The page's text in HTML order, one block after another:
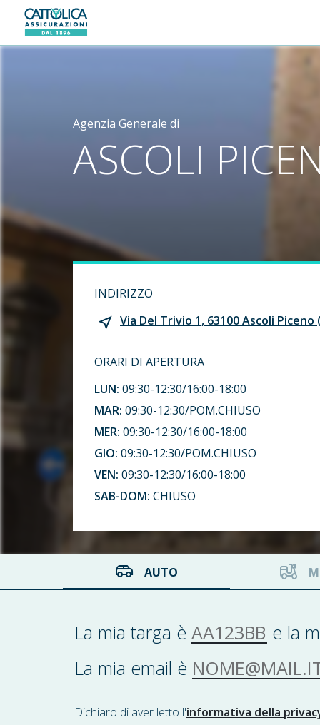
Generali logo
Agenzia Generale di
ASCOLI
INDIRIZZO
Via Del Trivio 1, 63100 Ascoli Piceno
ORARI DI APERTURA
LUN: 09:30-12:30/16:00-18:00
MAR: 09:30-12:30/POM.CHIUSO
MER: 09:30-12:30/16:00-18:00
GIO: 09:30-12:30/POM.CHIUSO
VEN: 09:30-12:30/16:00-18:00
SAB-DOM: CHIUSO
AUTO
La mia targa èAA123BB e la
La mia email èNOME@MAIL.IT
Dichiaro di aver letto l'informativa della